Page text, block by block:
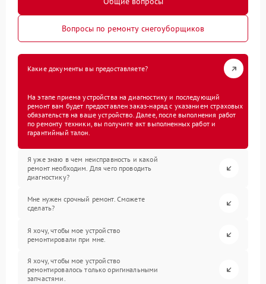
Вопросы по ремонту снегоуборщиков
Какие документы вы предоставляете?
На этапе приема устройства на диагностику и последующий
ремонт вам будет предоставлен заказ-наряд с указанием страховых
обязательств на ваше устройство. Далее, после выполнения работ
по ремонту техники, вы получите акт выполненных работ и
гарантийный талон.
Я уже знаю в чем неисправность и какой
ремонт необходим. Для чего проводить
диагностику?
Мне нужен срочный ремонт. Сможете
сделать?
Я хочу, чтобы мое устройство
ремонтировали при мне.
Я хочу, чтобы мое устройство
ремонтировалось только оригинальными
запчастями.